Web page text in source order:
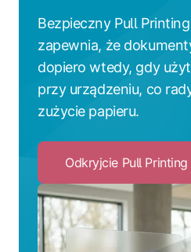
Bezpieczny Pull
zapewnia, że
dopiero wtedy, gdy
przy urządzeniu, co
zużycie papieru.
Odkryjcie Pull Printing